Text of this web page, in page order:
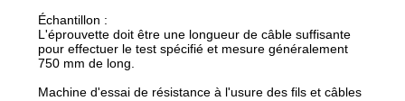
SITE
POLITIQUE
Échantillon :
L'éprouvette doit être une longueur de câble suffisante
pour effectuer le test spécifié et mesure généralement
750 mm de long.
Machine d'essai de résistance à l'usure des fils et câbles